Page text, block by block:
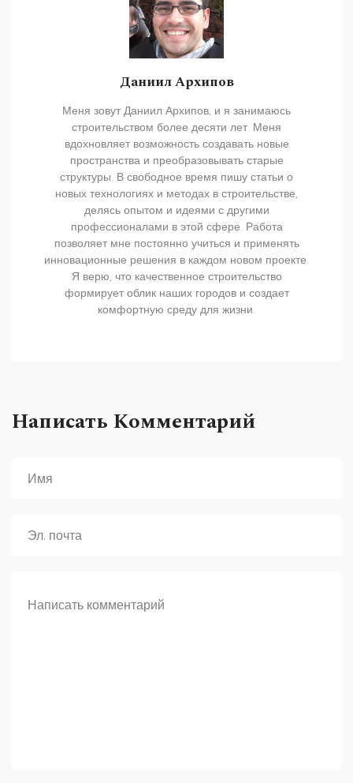
Даниил Архипов
Меня зовут Даниил Архипов, и я занимаюсь
строительством более десяти лет. Меня
вдохновляет возможность создавать новые
пространства и преобразовывать старые
структуры. В свободное время пишу статьи о
новых технологиях и методах в строительстве,
делясь опытом и идеями с другими
профессионалами в этой сфере. Работа
позволяет мне постоянно учиться и применять
инновационные решения в каждом новом проекте.
Я верю, что качественное строительство
формирует облик наших городов и создает
комфортную среду для жизни.
Написать Комментарий